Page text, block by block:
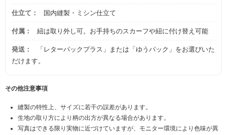
仕立て： 国内縫製・ミシン仕立て
付属： 紐は取り外し可。お手持ちのスカーフや紐に付け替え可能
発送：
「レターパックプラス」または「ゆうパック」をお選びいた
だけます。
その他注意事項
縫製の特性上、サイズに若干の誤差があります。
生地の取り方により柄の出方が異なる場合があります。
写真はできる限り実物に近づけていますが、モニター環境により色味が異